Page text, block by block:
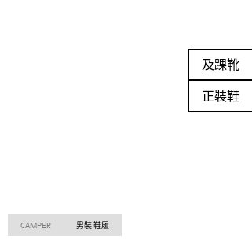
及踝靴
正裝鞋
CAMPER 男裝 鞋履